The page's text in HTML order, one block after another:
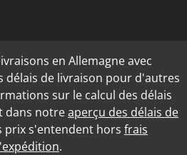
en Allemagne avec
délais de livraison pour d'autres
sur le calcul des délais
dans notreaperçu des délais de
prix s'entendent hors frais
.